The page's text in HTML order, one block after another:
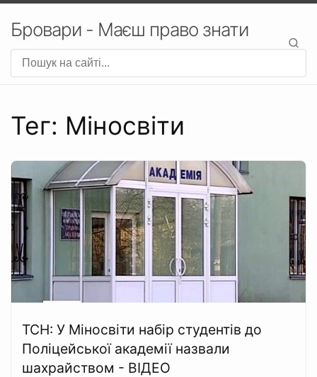
Бровари - Маєш право знати
Тег: Міносвіти
ТСН: У Міносвіти набір студентів до
Поліцейської академії назвали
шахрайством - ВІДЕО